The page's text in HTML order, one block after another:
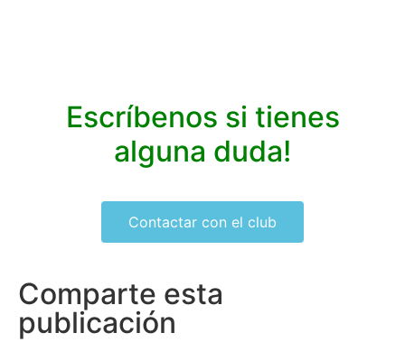
Escríbenos si tienes
alguna duda!
Contactar con el club
Comparte esta
publicación